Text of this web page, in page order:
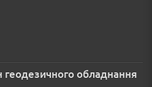
обладнання